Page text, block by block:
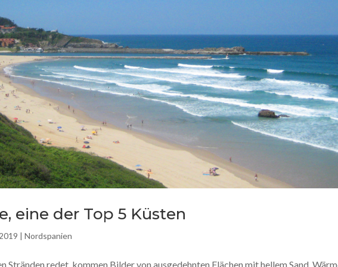
eine der Top 5 Küsten
|Nordspanien
Stränden redet, kommen Bilder von ausgedehnten Flächen mit hellem Sand,